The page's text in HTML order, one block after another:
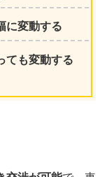
に変動する
ても変動する